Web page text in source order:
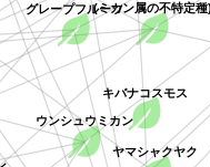
(ミカン属の不特定種)
ウンシュウミカン
グレープフルーツ
キバナコスモス
ヤマシャクヤク